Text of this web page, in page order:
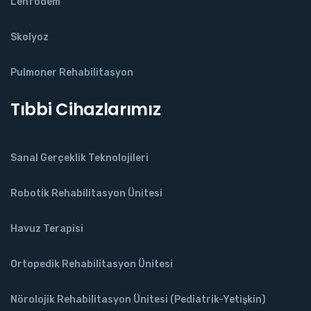
Skolyoz
Pulmoner Rehabilitasyon
Tıbbi Cihazlarımız
Sanal Gerçeklik Teknolojileri
Robotik Rehabilitasyon Ünitesi
Havuz Terapisi
Ortopedik Rehabilitasyon Ünitesi
Nörolojik Rehabilitasyon Ünitesi (Pediatrik-Yetişkin)